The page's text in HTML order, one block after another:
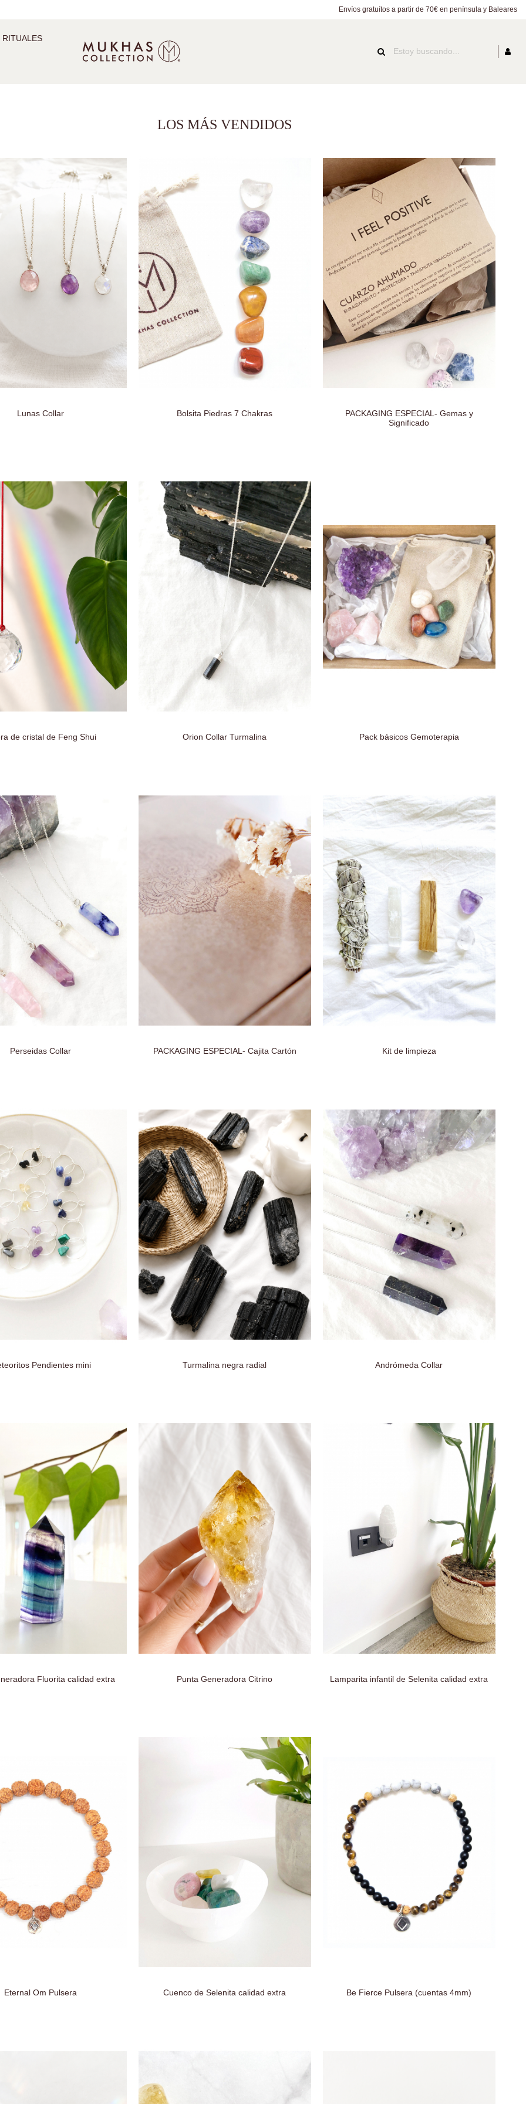
Envíos gratuítos a partir de 70€ en península y Baleares
RITUALES
LOS MÁS VENDIDOS
Lunas Collar Bolsita Piedras 7 Chakras
PACKAGING ESPECIAL- Gemas y
Significado
de cristal de Feng Shui Orion Collar Turmalina Pack básicos Gemoterapia
Perseidas Collar PACKAGING ESPECIAL- Cajita Cartón Kit de limpieza
Pendientes mini Turmalina negra radial Andrómeda Collar
Fluorita calidad extra Punta Generadora Citrino Lamparita infantil de Selenita calidad extra
Eternal Om Pulsera Cuenco de Selenita calidad extra Be Fierce Pulsera (cuentas 4mm)